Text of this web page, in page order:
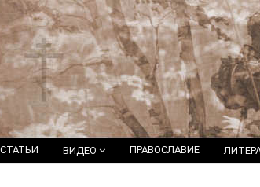
СТАТЬИ ВИДЕО ПРАВОСЛАВИЕ